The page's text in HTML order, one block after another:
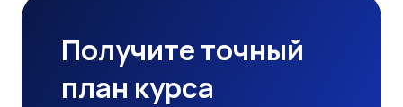
Получите точный
план курса